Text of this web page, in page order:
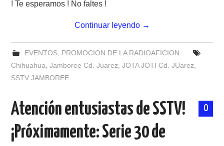
! Te esperamos ! No faltes !
Continuar leyendo →
EVENTOS, PROMOCION DE LA RADIOAFICION
Chihuahua,Jamboree Cd. Juarez,JOTA JOTI Cd. JUarez,
SSTV JAMBOREE
0
Atención entusiastas de SSTV!
¡Próximamente: Serie 30 de